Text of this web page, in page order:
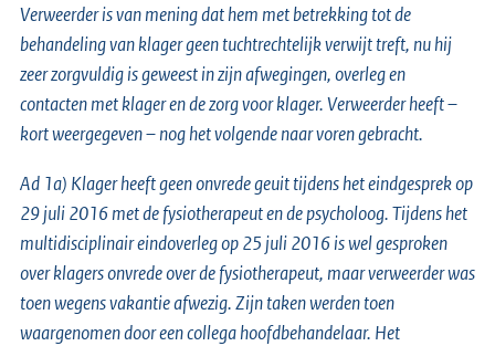
Verweerder is van mening dat hem met betrekking tot de
behandeling van klager geen tuchtrechtelijk verwijt treft, nu hij
zeer zorgvuldig is geweest in zijn afwegingen, overleg en
contacten met klager en de zorg voor klager. Verweerder heeft –
kort weergegeven – nog het volgende naar voren gebracht.
Ad 1a) Klager heeft geen onvrede geuit tijdens het eindgesprek op
29 juli 2016 met de fysiotherapeut en de psycholoog. Tijdens het
multidisciplinair eindoverleg op 25 juli 2016 is wel gesproken
over klagers onvrede over de fysiotherapeut, maar verweerder was
toen wegens vakantie afwezig. Zijn taken werden toen
waargenomen door een collega hoofdbehandelaar. Het